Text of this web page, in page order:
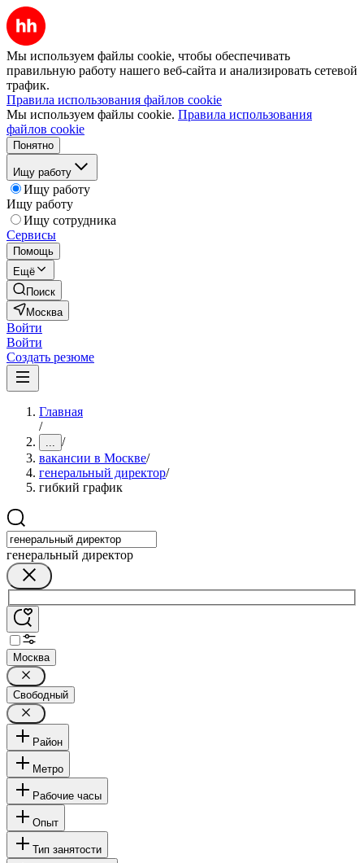
Мы используем файлы cookie, чтобы обеспечивать
правильную работу нашего веб-сайта и анализировать сетевой
трафик.
Правила использования файлов cookie
Мы используем файлы cookie. Правила использования
файлов cookie
Понятно
Ищу работу
Ищу работу
Ищу работу
Ищу сотрудника
Сервисы
Помощь
Ещё
Поиск
Москва
Войти
Войти
Создать резюме
Главная
/
... /
вакансии в Москве/
генеральный директор/
гибкий график
генеральный директор
Москва
Свободный
Район
Метро
Рабочие часы
Опыт
Тип занятости